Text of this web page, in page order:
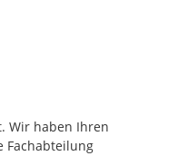
Wir haben Ihren
Fachabteilung